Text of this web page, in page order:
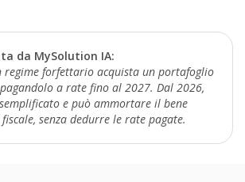
da MySolution IA:
regime forfettario acquista un portafoglio
a rate fino al 2027. Dal 2026,
e può ammortare il bene
senza dedurre le rate pagate.